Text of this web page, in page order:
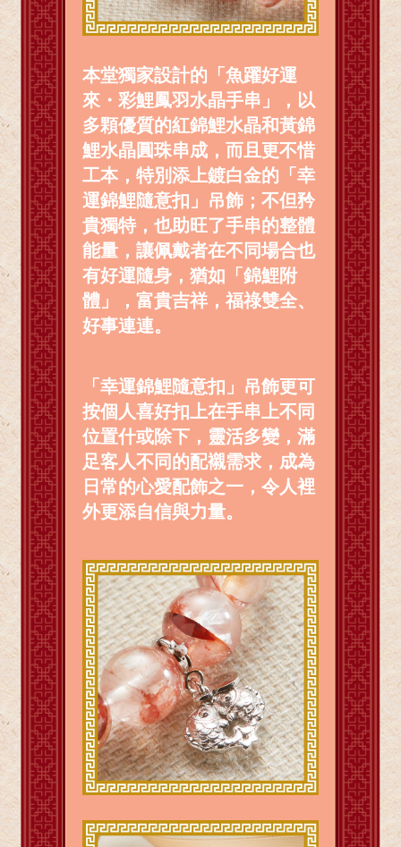
本堂獨家設計的「魚躍好運
來・彩鯉鳳羽水晶手串」，以
多顆優質的紅錦鯉水晶和黃錦
鯉水晶圓珠串成，而且更不惜
工本，特別添上鍍白金的「幸
運錦鯉隨意扣」吊飾；不但矜
貴獨特，也助旺了手串的整體
能量，讓佩戴者在不同場合也
有好運隨身，猶如「錦鯉附
體」，富貴吉祥，福祿雙全、
好事連連。
「幸運錦鯉隨意扣」吊飾更可
按個人喜好扣上在手串上不同
位置什或除下，靈活多變，滿
足客人不同的配襯需求，成為
日常的心愛配飾之一，令人裡
外更添自信與力量。